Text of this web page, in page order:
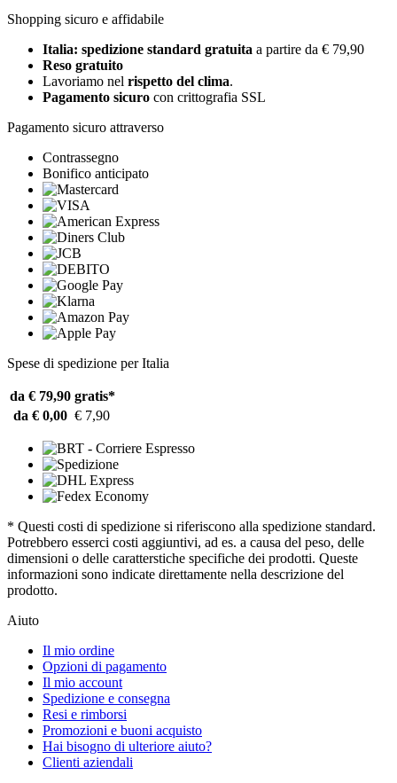
Shopping sicuro e affidabile
Italia: spedizione standard gratuita a partire da € 79,90
Reso gratuito
Lavoriamo nel rispetto del clima.
Pagamento sicuro con crittografia SSL
Pagamento sicuro attraverso
Contrassegno
Bonifico anticipato
Spese di spedizione per Italia
da € 79,90 gratis*
da € 0,00 € 7,90
* Questi costi di spedizione si riferiscono alla spedizione standard.
Potrebbero esserci costi aggiuntivi, ad es. a causa del peso, delle
dimensioni o delle caratterstiche specifiche dei prodotti. Queste
informazioni sono indicate direttamente nella descrizione del
prodotto.
Aiuto
Il mio ordine
Opzioni di pagamento
Il mio account
Spedizione e consegna
Resi e rimborsi
Promozioni e buoni acquisto
Hai bisogno di ulteriore aiuto?
Clienti aziendali